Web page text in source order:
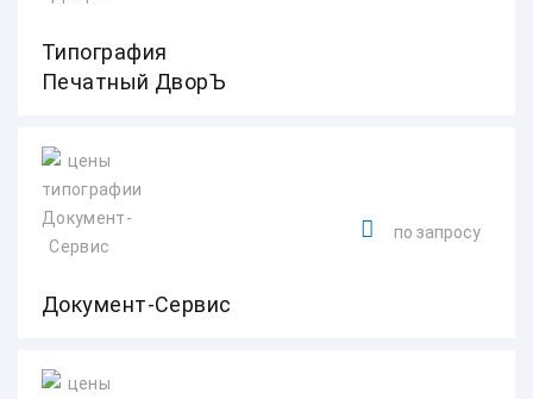
Типография
Печатный ДворЪ
Документ-Сервис
по запросу